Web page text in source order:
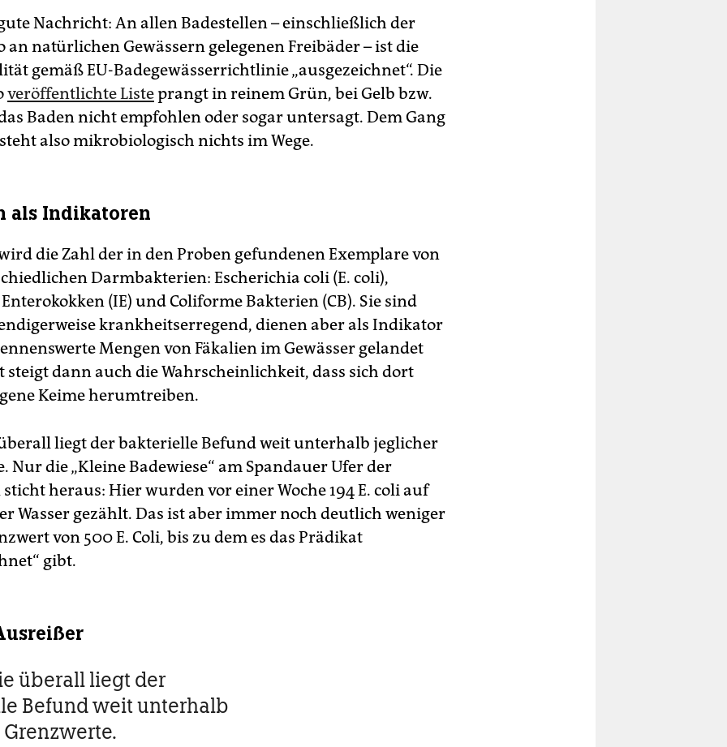
Nachricht: An allen Badestellen – einschließlich der
an natürlichen Gewässern gelegenen Freibäder – ist die
gemäß EU-Badegewässerrichtlinie „ausgezeichnet“. Die
veröffentlichte Liste prangt in reinem Grün, bei Gelb bzw.
Baden nicht empfohlen oder sogar untersagt. Dem Gang
also mikrobiologisch nichts im Wege.
als Indikatoren
die Zahl der in den Proben gefundenen Exemplare von
Darmbakterien: Escherichia coli (E. coli),
(IE) und Coliforme Bakterien (CB). Sie sind
krankheitserregend, dienen aber als Indikator
Mengen von Fäkalien im Gewässer gelandet
steigt dann auch die Wahrscheinlichkeit, dass sich dort
Keime herumtreiben.
liegt der bakterielle Befund weit unterhalb jeglicher
Nur die „Kleine Badewiese“ am Spandauer Ufer der
heraus: Hier wurden vor einer Woche 194 E. coli auf
Wasser gezählt. Das ist aber immer noch deutlich weniger
von 500 E. Coli, bis zu dem es das Prädikat
gibt.
überall liegt der
Befund weit unterhalb